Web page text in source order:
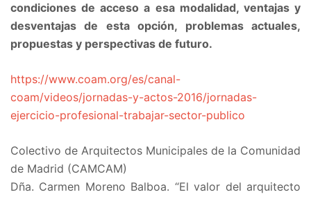
condiciones de acceso a esa modalidad, ventajas y
desventajas de esta opción, problemas actuales,
propuestas y perspectivas de futuro.
https://www.coam.org/es/canal-
coam/videos/jornadas-y-actos-2016/jornadas-
ejercicio-profesional-trabajar-sector-publico
Colectivo de Arquitectos Municipales de la Comunidad
de Madrid (CAMCAM)
Dña. Carmen Moreno Balboa. “El valor del arquitecto